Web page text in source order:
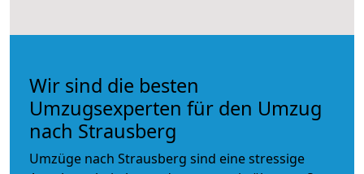
Wir sind die besten
Umzugsexperten für den Umzug
nach Strausberg
Umzüge nach Strausberg sind eine stressige